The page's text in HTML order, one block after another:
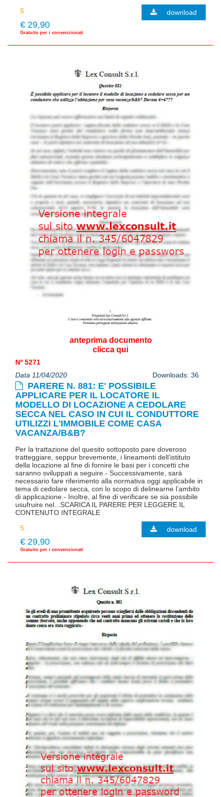
€ 29,90
Gratuito per i convenzionati
download
anteprima documento
clicca qui
Nº 5271
Data 11/04/2020
Downloads: 36
PARERE N. 881: E' POSSIBILE
APPLICARE PER IL LOCATORE IL
MODELLO DI LOCAZIONE A CEDOLARE
SECCA NEL CASO IN CUI IL CONDUTTORE
UTILIZZI L'IMMOBILE COME CASA
VACANZA/B&B?
Per la trattazione del quesito sottoposto pare doveroso
tratteggiare, seppur brevemente, i lineamenti dell’istituto
della locazione al fine di fornire le basi per i concetti che
saranno sviluppati a seguire.- Successivamente, sarà
necessario fare riferimento alla normativa oggi applicabile in
tema di cedolare secca, con lo scopo di delinearne l’ambito
di applicazione.- Inoltre, al fine di verificare se sia possibile
usufruire nel...SCARICA IL PARERE PER LEGGERE IL
CONTENUTO INTEGRALE
€ 29,90
Gratuito per i convenzionati
download